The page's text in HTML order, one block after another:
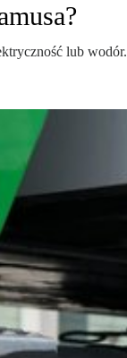
lub wodór.